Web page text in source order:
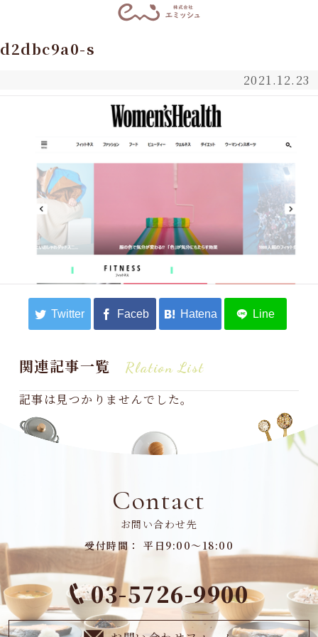
d2dbc9a0-s
2021.12.23
関連記事一覧 Rlation List
記事は見つかりませんでした。
Contact
お問い合わせ先
受付時間： 平日9:00～18:00
03-5726-9900